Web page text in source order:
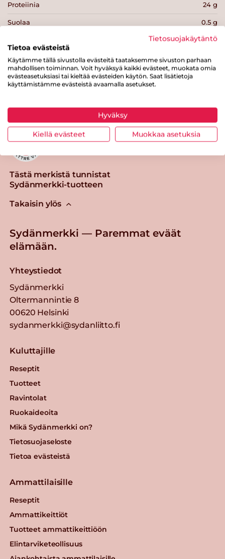
Proteiinia 24 g
Suolaa 0.5 g
Tulosta sivu Jaa tuote
Tästä merkistä tunnistat
Sydänmerkki-tuotteen
Takaisin ylös
Sydänmerkki — Paremmat eväät
elämään.
Yhteystiedot
Sydänmerkki
Oltermannintie 8
00620 Helsinki
sydanmerkki@sydanliitto.fi
Kuluttajille
Reseptit
Tuotteet
Ravintolat
Ruokaideoita
Mikä Sydänmerkki on?
Tietosuojaseloste
Tietoa evästeistä
Ammattilaisille
Reseptit
Ammattikeittiöt
Tuotteet ammattikeittiöön
Elintarviketeollisuus
Tietosuojakäytäntö
Tietoa evästeistä
Käytämme tällä sivustolla evästeitä taataksemme sivuston parhaan
mahdollisen toiminnan. Voit hyväksyä kaikki evästeet, muokata omia
evästeasetuksiasi tai kieltää evästeiden käytön. Saat lisätietoja
käyttämistämme evästeistä avaamalla asetukset.
Hyväksy
Kiellä evästeet Muokkaa asetuksia